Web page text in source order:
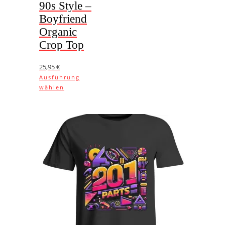
90s Style –
Boyfriend
Organic
Crop Top
25,95€
Ausführung
wählen
mehrere
Varianten
auf.
Die
Optionen
können
Produktseite
gewählt
werden